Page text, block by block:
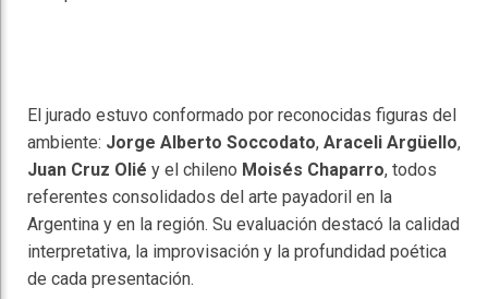
El jurado estuvo conformado por reconocidas figuras del
ambiente: Jorge Alberto Soccodato, Araceli Argüello,
Juan Cruz Olié y el chileno Moisés Chaparro, todos
referentes consolidados del arte payadoril en la
Argentina y en la región. Su evaluación destacó la calidad
interpretativa, la improvisación y la profundidad poética
de cada presentación.